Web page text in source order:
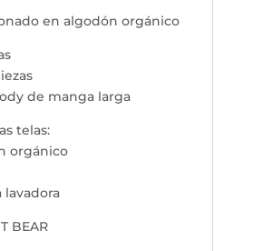
en algodón orgánico
de manga larga
telas:
orgánico
lavadora
BEAR